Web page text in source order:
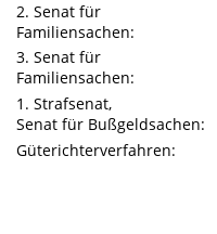
2. Senat für
Familiensachen:
3. Senat für
Familiensachen:
1. Strafsenat,
Senat für Bußgeldsachen:
Güterichterverfahren: